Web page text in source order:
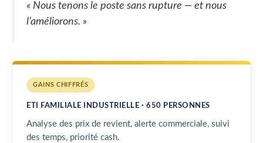
« Nous tenons le poste sans rupture — et nous
l’améliorons. »
GAINS CHIFFRÉS
ETI FAMILIALE INDUSTRIELLE · 650 PERSONNES
Analyse des prix de revient, alerte commerciale, suivi
des temps, priorité cash.